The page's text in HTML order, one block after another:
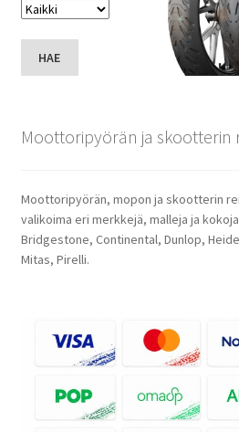
HAE
Moottoripyörän ja skootterin
Moottoripyörän, mopon ja skootterin
valikoima eri merkkejä, malleja ja
Bridgestone, Continental, Dunlop,
Mitas, Pirelli.